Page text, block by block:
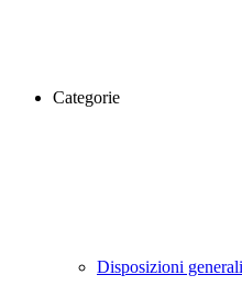
Categorie
Disposizioni generali